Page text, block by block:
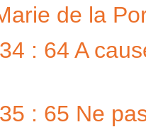
de la
: 64 A
: 65 Ne